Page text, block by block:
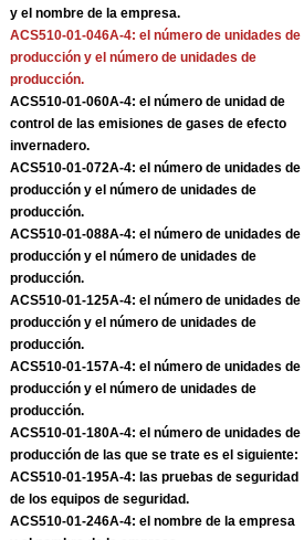
y el nombre de la empresa.
ACS510-01-046A-4: el número de unidades de
producción y el número de unidades de
producción.
ACS510-01-060A-4: el número de unidad de
control de las emisiones de gases de efecto
invernadero.
ACS510-01-072A-4: el número de unidades de
producción y el número de unidades de
producción.
ACS510-01-088A-4: el número de unidades de
producción y el número de unidades de
producción.
ACS510-01-125A-4: el número de unidades de
producción y el número de unidades de
producción.
ACS510-01-157A-4: el número de unidades de
producción y el número de unidades de
producción.
ACS510-01-180A-4: el número de unidades de
producción de las que se trate es el siguiente:
ACS510-01-195A-4: las pruebas de seguridad
de los equipos de seguridad.
ACS510-01-246A-4: el nombre de la empresa